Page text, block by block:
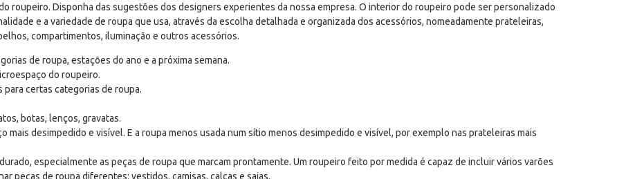
roupeiro. Disponha das sugestões dos designers experientes da nossa empresa. O interior do roupeiro pode ser personalizado
e a variedade de roupa que usa, através da escolha detalhada e organizada dos acessórios, nomeadamente prateleiras,
compartimentos, iluminação e outros acessórios.
de roupa, estações do ano e a próxima semana.
do roupeiro.
certas categorias de roupa.
botas, lenços, gravatas.
mais desimpedido e visível. E a roupa menos usada num sítio menos desimpedido e visível, por exemplo nas prateleiras mais
especialmente as peças de roupa que marcam prontamente. Um roupeiro feito por medida é capaz de incluir vários varões
peças de roupa diferentes: vestidos, camisas, calças e saias.